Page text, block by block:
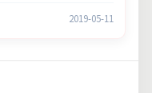
2019-05-11